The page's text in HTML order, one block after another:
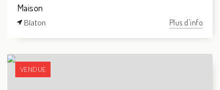
Maison
Blaton Plus d'info
VENDUE